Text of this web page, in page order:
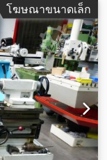
โฆษณาขนาดเล็ก